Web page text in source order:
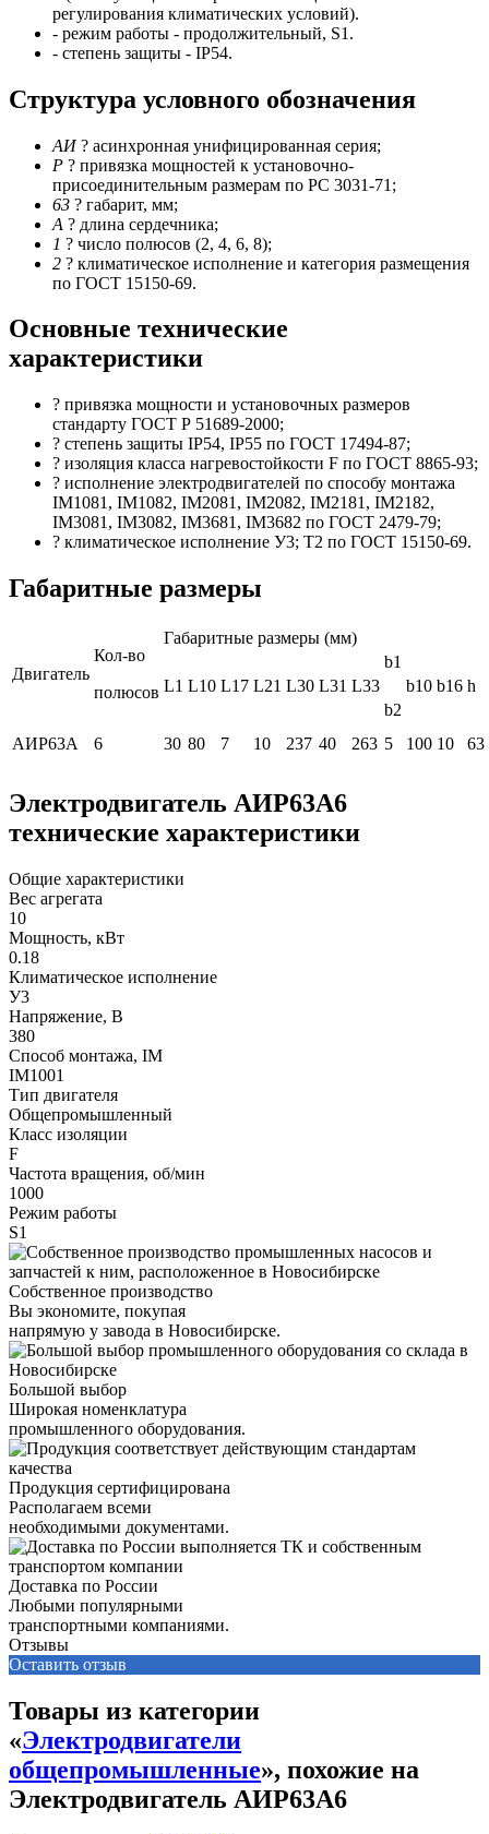
регулирования климатических условий).
- режим работы - продолжительный, S1.
- степень защиты - IP54.
Структура условного обозначения
АИ? асинхронная унифицированная серия;
Р ? привязка мощностей к установочно-
присоединительным размерам по РС 3031-71;
63 ? габарит, мм;
А ? длина сердечника;
1 ? число полюсов (2, 4, 6, 8);
2 ? климатическое исполнение и категория размещения
по ГОСТ 15150-69.
Основные технические
характеристики
? привязка мощности и установочных размеров
стандарту ГОСТ Р 51689-2000;
? степень защиты IP54, IP55 по ГОСТ 17494-87;
? изоляция класса нагревостойкости F по ГОСТ 8865-93;
? исполнение электродвигателей по способу монтажа
IM1081, IM1082, IM2081, IM2082, IM2181, IM2182,
IM3081, IM3082, IM3681, IM3682 по ГОСТ 2479-79;
? климатическое исполнение У3; Т2 по ГОСТ 15150-69.
Габаритные размеры
Двигатель
Кол-во
полюсов
Габаритные размеры (мм)
L1 L10 L17 L21 L30 L31 L33
b1
b10 b16 h
b2
АИР63A
6 30 80 7 10 237 40 263 5 100 10 63
Электродвигатель АИР63А6
технические характеристики
Общие характеристики
Вес агрегата
10
Мощность, кВт
0.18
Климатическое исполнение
У3
Напряжение, В
380
Способ монтажа, IM
IM1001
Тип двигателя
Общепромышленный
Класс изоляции
F
Частота вращения, об/мин
1000
Режим работы
S1
Собственное производство
Вы экономите, покупая
напрямую у завода в Новосибирске.
Большой выбор
Широкая номенклатура
промышленного оборудования.
Продукция сертифицирована
Располагаем всеми
необходимыми документами.
Доставка по России
Любыми популярными
транспортными компаниями.
Отзывы
Оставить отзыв
Товары из категории
«Электродвигатели
общепромышленные», похожие на
Электродвигатель АИР63А6